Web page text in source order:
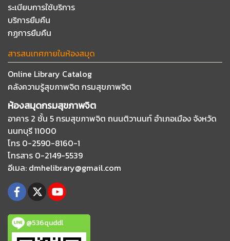
ระเบียบการใช้บริการ
บริการยืมคืน
กฏการยืมคืน
สารสนเทศภายในห้องสมุด
Online Library Catalog
คลังความรู้สุขภาพจิต กรมสุขภาพจิต
ห้องสมุดกรมสุขภาพจิต
อาคาร 2 ชั้น 5 กรมสุขภาพจิต ถนนติวานนท์ อำเภอเมือง จังหวัด
นนทบุรี 11000
โทร 0-2590-8160-1
โทรสาร 0-2149-5539
อีเมล: dmhelibrary@gmail.com
@536quddl